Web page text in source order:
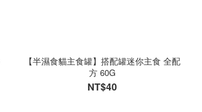
【半濕食貓主食罐】搭配罐迷你主食 全配
方 60G
NT$40